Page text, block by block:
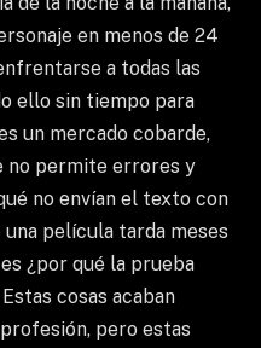
en menos de 24
a todas las
ello sin tiempo para
un mercado cobarde,
no permite errores y
no envían el texto con
película tarda meses
¿por qué la prueba
cosas acaban
pero estas